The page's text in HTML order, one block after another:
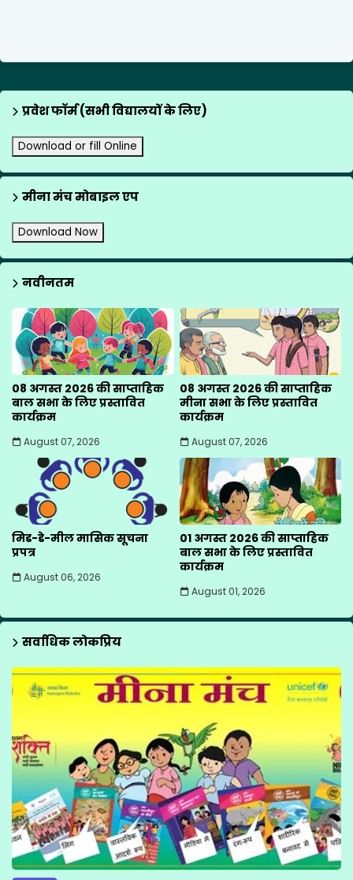
प्रवेश फॉर्म (सभी विद्यालयों के लिए)
Download or fill Online
मीना मंच मोबाइल एप
Download Now
नवीनतम
08 अगस्त 2026 की साप्ताहिक
बाल सभा के लिए प्रस्तावित
कार्यक्रम
August 07, 2026
08 अगस्त 2026 की साप्ताहिक
मीना सभा के लिए प्रस्तावित
कार्यक्रम
August 07, 2026
मिड-डे-मील मासिक सूचना
प्रपत्र
August 06, 2026
01 अगस्त 2026 की साप्ताहिक
बाल सभा के लिए प्रस्तावित
कार्यक्रम
August 01, 2026
सर्वाधिक लोकप्रिय